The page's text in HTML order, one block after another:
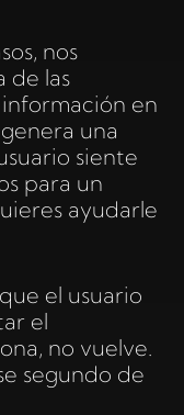
nos
de las
en
una
siente
para un
ayudarle
el usuario
el
no vuelve.
segundo de